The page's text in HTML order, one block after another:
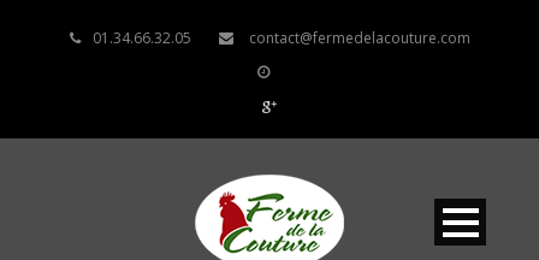
01.34.66.32.05 contact@fermedelacouture.com